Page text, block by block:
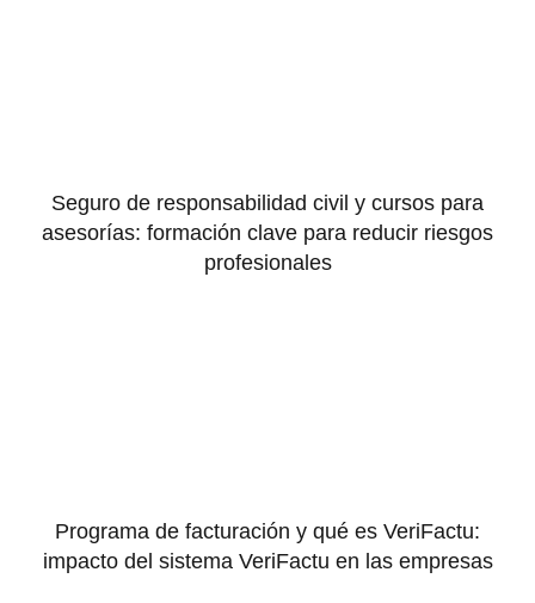
Seguro de responsabilidad civil y cursos para
asesorías: formación clave para reducir riesgos
profesionales
Programa de facturación y qué es VeriFactu:
impacto del sistema VeriFactu en las empresas